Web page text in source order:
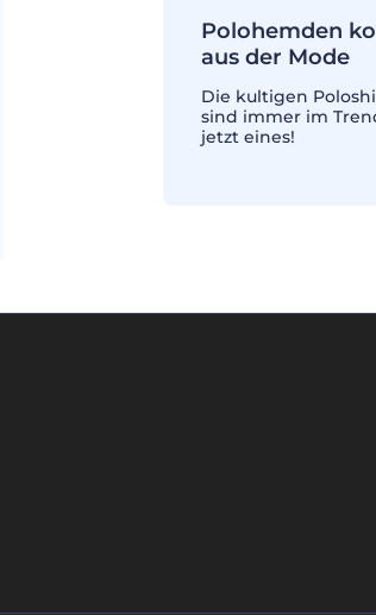
Polohemden
aus der Mode
Die kultigen
sind immer im
jetzt eines!